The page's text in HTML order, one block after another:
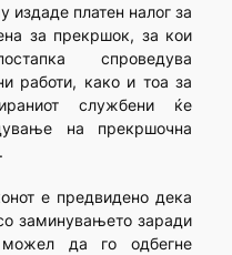
издаде платен налог за
за прекршок, за кои
спроведува
работи, како и тоа за
службени ќе
на прекршочна
е предвидено дека
заминувањето заради
можел да го одбегне